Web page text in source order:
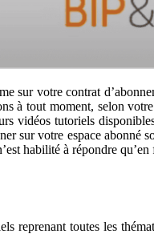
sur votre contrat
à tout moment, selon
vidéos tutoriels
sur votre espace abonné
habilité à répondre qu’en
reprenant toutes les